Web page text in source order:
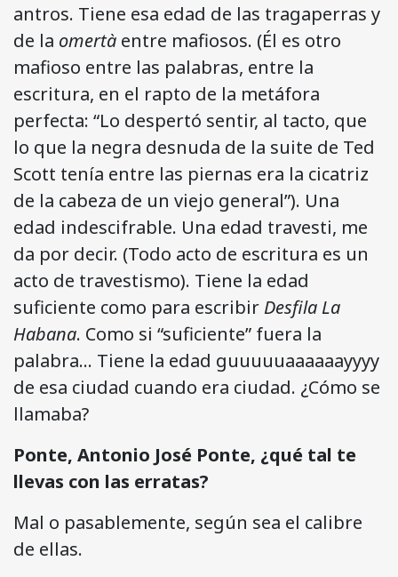
antros. Tiene esa edad de las tragaperras y
de la omertà entre mafiosos. (Él es otro
mafioso entre las palabras, entre la
escritura, en el rapto de la metáfora
perfecta: “Lo despertó sentir, al tacto, que
lo que la negra desnuda de la suite de Ted
Scott tenía entre las piernas era la cicatriz
de la cabeza de un viejo general”). Una
edad indescifrable. Una edad travesti, me
da por decir. (Todo acto de escritura es un
acto de travestismo). Tiene la edad
suficiente como para escribir Desfila La
Habana. Como si “suficiente” fuera la
palabra… Tiene la edad guuuuuaaaaaayyyy
de esa ciudad cuando era ciudad. ¿Cómo se
llamaba?
Ponte, Antonio José Ponte, ¿qué tal te
llevas con las erratas?
Mal o pasablemente, según sea el calibre
de ellas.